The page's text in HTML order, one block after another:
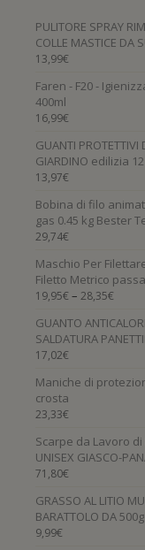
PULITORE SPRAY
COLLE MASTICE DA
13,99€
Faren - F20 -
400ml
16,99€
GUANTI PROTETTIVI
GIARDINO edilizia
13,97€
Bobina di filo
gas 0.45 kg Bester
29,74€
Maschio Per
Filetto Metrico
19,95€ – 28,35€
GUANTO
SALDATURA
17,02€
Maniche di
crosta
23,33€
Scarpe da Lavoro
UNISEX GIASCO-
71,80€
GRASSO AL LITIO
BARATTOLO DA
9,99€